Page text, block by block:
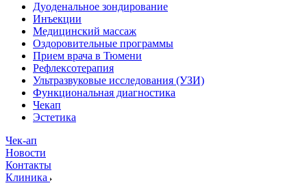
Дуоденальное зондирование
Инъекции
Медицинский массаж
Оздоровительные программы
Прием врача в Тюмени
Рефлексотерапия
Ультразвуковые исследования (УЗИ)
Функциональная диагностика
Чекап
Эстетика
Чек-ап
Новости
Контакты
Клиника